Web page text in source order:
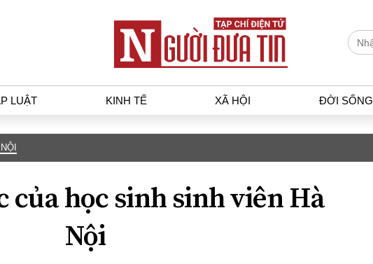
LUẬT KINH TẾ XÃ HỘI ĐỜI SỐNG
LUẬT
luật gia
điều tra
Tài chính - Ngân hàng
Giáo dục
của học sinh sinh viên Hà
Nội